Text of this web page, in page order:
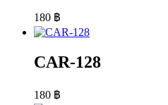
180 ฿
CAR-128
180 ฿